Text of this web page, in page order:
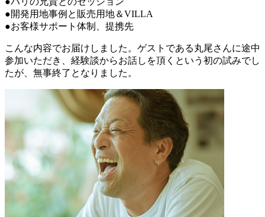
●開発用地事例と販売用地＆VILLA
●お客様サポート体制、提携先
こんな内容でお届けしました。ゲストである丸尾さんに途中
参加いただき、経験談からお話しを頂くという初の試みでし
たが、無事終了となりました。